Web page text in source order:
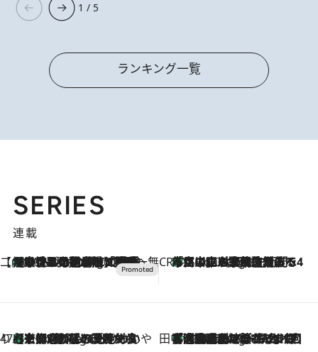
1 / 5
ランキング一覧
SERIES
連載
【CREA×星野リゾート】唯一無二。癒しと発見が待つ場所へ
46 Minutes Ago
【トンボの足水浴】ヒノキの香りに包まれて涼感マックス！約13℃の湧水かけ流しを避暑地「星野温泉 トンボの湯」で体験 CREA'S CHOICE
2 Hours Ago
「立川にも歌舞伎があるんだよ」 片岡仁左衛門・市川中車ら豪華座組みで4年目の立川立飛歌舞伎へ
47都道府県の手みやげ ひんやりスイーツで夏を満喫
2 Hours Ago
【京都府】この夏絶対食べたい 冷やしておいしいおやつ3選 ひと口目から心を掴む新緑のテリーヌ 田中稲の勝手に再ブーム
7 Hours Ago
「湘南乃風に憧れて」観客大盛上がりの“タオル回し”に、ラッパー顔負けの高速歌唱まで…さだまさし（74）のアグレッシブすぎる現在地